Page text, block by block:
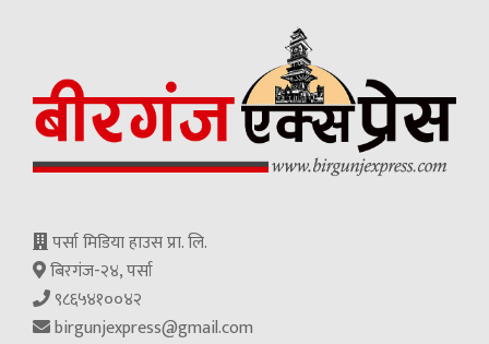
पर्सा मिडिया हाउस प्रा. लि.
बिरगंज-२४, पर्सा
९८६५४१००४२
birgunjexpress@gmail.com